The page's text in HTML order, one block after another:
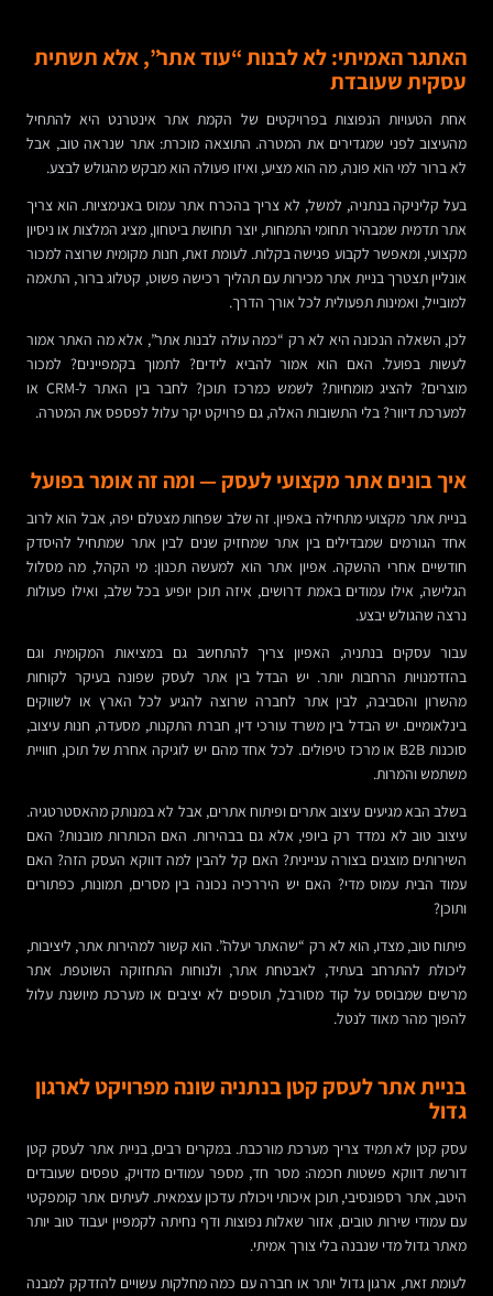
האתגר האמיתי: לא לבנות “עוד אתר”, אלא תשתית
עסקית שעובדת
אחת הטעויות הנפוצות בפרויקטים של הקמת אתר אינטרנט היא להתחיל
מהעיצוב לפני שמגדירים את המטרה. התוצאה מוכרת: אתר שנראה טוב, אבל
לא ברור למי הוא פונה, מה הוא מציע, ואיזו פעולה הוא מבקש מהגולש לבצע.
בעל קליניקה בנתניה, למשל, לא צריך בהכרח אתר עמוס באנימציות. הוא צריך
אתר תדמית שמבהיר תחומי התמחות, יוצר תחושת ביטחון, מציג המלצות או ניסיון
מקצועי, ומאפשר לקבוע פגישה בקלות. לעומת זאת, חנות מקומית שרוצה למכור
אונליין תצטרך בניית אתר מכירות עם תהליך רכישה פשוט, קטלוג ברור, התאמה
למובייל, ואמינות תפעולית לכל אורך הדרך.
לכן, השאלה הנכונה היא לא רק “כמה עולה לבנות אתר”, אלא מה האתר אמור
לעשות בפועל. האם הוא אמור להביא לידים? לתמוך בקמפיינים? למכור
מוצרים? להציג מומחיות? לשמש כמרכז תוכן? לחבר בין האתר ל-CRM או
למערכת דיוור? בלי התשובות האלה, גם פרויקט יקר עלול לפספס את המטרה.
איך בונים אתר מקצועי לעסק — ומה זה אומר בפועל
בניית אתר מקצועי מתחילה באפיון. זה שלב שפחות מצטלם יפה, אבל הוא לרוב
אחד הגורמים שמבדילים בין אתר שמחזיק שנים לבין אתר שמתחיל להיסדק
חודשיים אחרי ההשקה. אפיון אתר הוא למעשה תכנון: מי הקהל, מה מסלול
הגלישה, אילו עמודים באמת דרושים, איזה תוכן יופיע בכל שלב, ואילו פעולות
נרצה שהגולש יבצע.
עבור עסקים בנתניה, האפיון צריך להתחשב גם במציאות המקומית וגם
בהזדמנויות הרחבות יותר. יש הבדל בין אתר לעסק שפונה בעיקר לקוחות
מהשרון והסביבה, לבין אתר לחברה שרוצה להגיע לכל הארץ או לשווקים
בינלאומיים. יש הבדל בין משרד עורכי דין, חברת התקנות, מסעדה, חנות עיצוב,
סוכנות B2B או מרכז טיפולים. לכל אחד מהם יש לוגיקה אחרת של תוכן, חוויית
משתמש והמרות.
בשלב הבא מגיעים עיצוב אתרים ופיתוח אתרים, אבל לא במנותק מהאסטרטגיה.
עיצוב טוב לא נמדד רק ביופי, אלא גם בבהירות. האם הכותרות מובנות? האם
השירותים מוצגים בצורה עניינית? האם קל להבין למה דווקא העסק הזה? האם
עמוד הבית עמוס מדי? האם יש היררכיה נכונה בין מסרים, תמונות, כפתורים
ותוכן?
פיתוח טוב, מצדו, הוא לא רק “שהאתר יעלה”. הוא קשור למהירות אתר, ליציבות,
ליכולת להתרחב בעתיד, לאבטחת אתר, ולנוחות התחזוקה השוטפת. אתר
מרשים שמבוסס על קוד מסורבל, תוספים לא יציבים או מערכת מיושנת עלול
להפוך מהר מאוד לנטל.
בניית אתר לעסק קטן בנתניה שונה מפרויקט לארגון
גדול
עסק קטן לא תמיד צריך מערכת מורכבת. במקרים רבים, בניית אתר לעסק קטן
דורשת דווקא פשטות חכמה: מסר חד, מספר עמודים מדויק, טפסים שעובדים
היטב, אתר רספונסיבי, תוכן איכותי ויכולת עדכון עצמאית. לעיתים אתר קומפקטי
עם עמודי שירות טובים, אזור שאלות נפוצות ודף נחיתה לקמפיין יעבוד טוב יותר
מאתר גדול מדי שנבנה בלי צורך אמיתי.
לעומת זאת, ארגון גדול יותר או חברה עם כמה מחלקות עשויים להזדקק למבנה